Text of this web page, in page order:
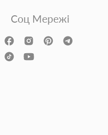
Соц Мережі